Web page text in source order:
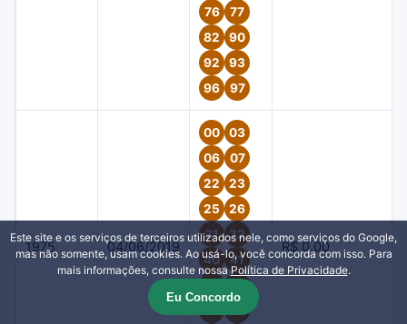
76
77
82
90
92
93
96
97
1975 04/06/2019
00
03
06
07
22
23
25
26
31
32
40
41
R$ 0,00
Este site e os serviços de terceiros utilizados nele, como serviços do Google,
mas não somente, usam cookies. Ao usá-lo, você concorda com isso. Para
mais informações, consulte nossaPolítica de Privacidade.
Eu Concordo